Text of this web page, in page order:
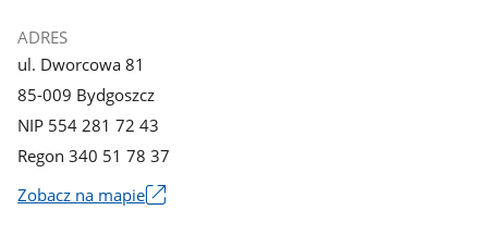
ADRES
ul. Dworcowa 81
85-009 Bydgoszcz
NIP 554 281 72 43
Regon 340 51 78 37
Zobacz na mapie